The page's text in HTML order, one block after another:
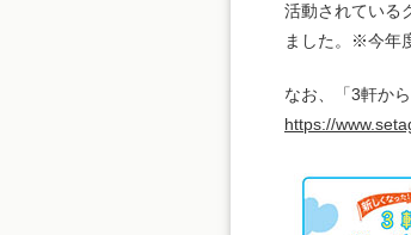
活動されている
ました。※今年
なお、「3軒か
https://